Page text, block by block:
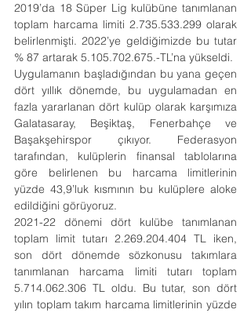
2019’da 18 Süper Lig kulübüne tanımlanan
toplam harcama limiti 2.735.533.299 olarak
belirlenmişti. 2022’ye geldiğimizde bu tutar
% 87 artarak 5.105.702.675.-TL’na yükseldi.
Uygulamanın başladığından bu yana geçen
dört yıllık dönemde, bu uygulamadan en
fazla yararlanan dört kulüp olarak karşımıza
Galatasaray, Beşiktaş, Fenerbahçe ve
Başakşehirspor çıkıyor. Federasyon
tarafından, kulüplerin finansal tablolarına
göre belirlenen bu harcama limitlerinin
yüzde 43,9’luk kısmının bu kulüplere aloke
edildiğini görüyoruz.
2021-22 dönemi dört kulübe tanımlanan
toplam limit tutarı 2.269.204.404 TL iken,
son dört dönemde sözkonusu takımlara
tanımlanan harcama limiti tutarı toplam
5.714.062.306 TL oldu. Bu tutar, son dört
yılın toplam takım harcama limitlerinin yüzde